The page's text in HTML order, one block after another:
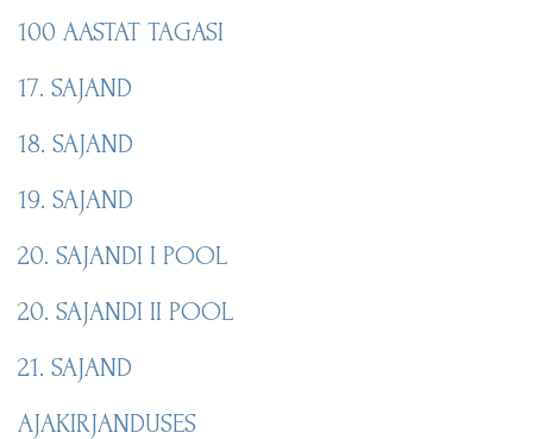
100 AASTAT TAGASI
17. SAJAND
18. SAJAND
19. SAJAND
20. SAJANDI I POOL
20. SAJANDI II POOL
21. SAJAND
AJAKIRJANDUSES